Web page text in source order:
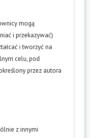
mogą
i przekazywać)
i tworzyć na
celu, pod
przez autora
z innymi